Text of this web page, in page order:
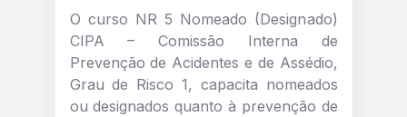
O curso NR 5 Nomeado (Designado)
CIPA – Comissão Interna de
Prevenção de Acidentes e de Assédio,
Grau de Risco 1, capacita nomeados
ou designados quanto à prevenção de